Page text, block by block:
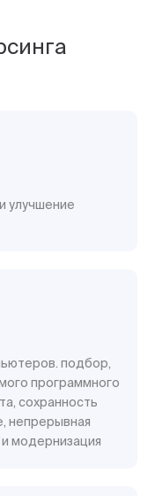
улучшение
подбор,
программного
сохранность
непрерывная
модернизация